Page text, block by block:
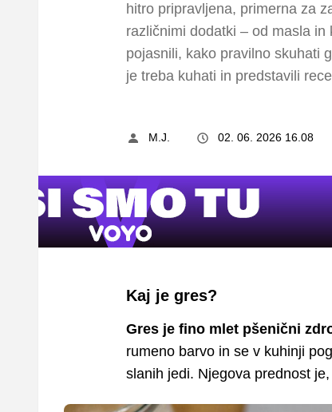
hitro pripravljena, primerna za
različnimi dodatki – od masla
pojasnili, kako pravilno skuhati
je treba kuhati in predstavili
M.J. 02. 06. 2026 16.08
Kaj je gres?
Gres je fino mlet pšenični
rumeno barvo in se v kuhinji
slanih jedi. Njegova prednost